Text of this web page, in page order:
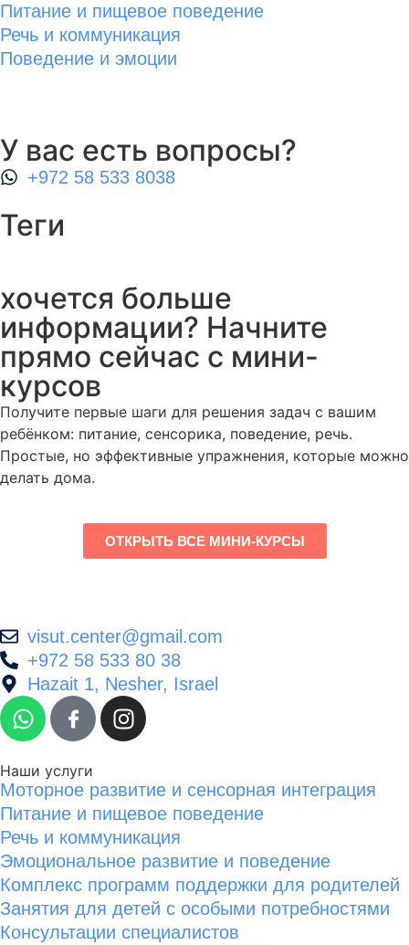
Питание и пищевое поведение
Речь и коммуникация
Поведение и эмоции
У вас есть вопросы?
+972 58 533 8038
Теги
хочется больше
информации? Начните
прямо сейчас с мини-
курсов
Получите первые шаги для решения задач с вашим
ребёнком: питание, сенсорика, поведение, речь.
Простые, но эффективные упражнения, которые можно
делать дома.
ОТКРЫТЬ ВСЕ МИНИ-КУРСЫ
moc.liamg
@retnec.tusiv
+972 58 533 80 38
Hazait 1, Nesher, Israel
Наши услуги
Моторное развитие и сенсорная интеграция
Питание и пищевое поведение
Речь и коммуникация
Эмоциональное развитие и поведение
Комплекс программ поддержки для родителей
Занятия для детей с особыми потребностями
Консультации специалистов